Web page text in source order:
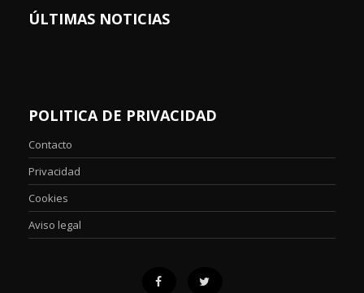
ÚLTIMAS NOTICIAS
POLITICA DE PRIVACIDAD
Contacto
Privacidad
Cookies
Aviso legal